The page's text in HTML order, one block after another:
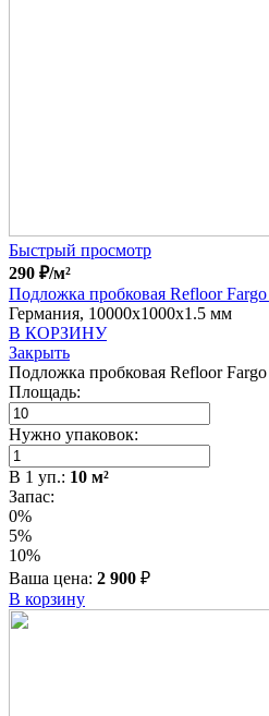
Быстрый просмотр
290 ₽/м²
Подложка пробковая Refloor
Германия, 10000x1000x1.5 мм
В КОРЗИНУ
Закрыть
Подложка пробковая Refloor
Площадь:
Нужно упаковок:
В 1 уп.: 10 м²
Запас:
0%
5%
10%
Ваша цена: 2 900 ₽
В корзину